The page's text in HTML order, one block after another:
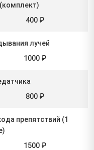
400 ₽
лучей
1000 ₽
800 ₽
препятствий (1
1500 ₽